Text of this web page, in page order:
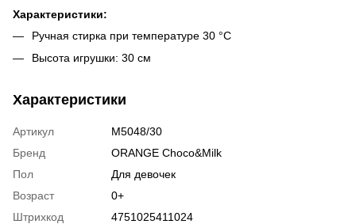
Характеристики:
Ручная стирка при температуре 30 °C
Высота игрушки: 30 см
Характеристики
Артикул
M5048/30
Бренд
ORANGE Choco&Milk
Пол
Для девочек
Возраст
0+
Штрихкод
4751025411024